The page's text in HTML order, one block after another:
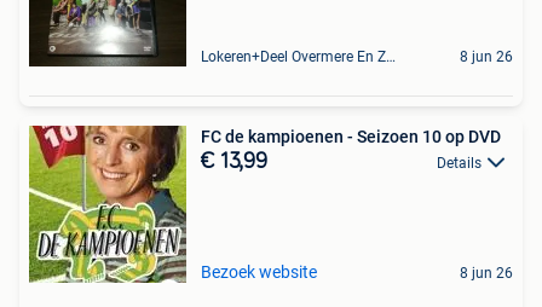
Lokeren+Deel Overmere En Zele 8 jun 26
FC de kampioenen - Seizoen 10 op DVD
€ 13,99 Details
Bezoek website 8 jun 26